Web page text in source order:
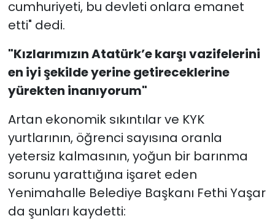
cumhuriyeti, bu devleti onlara emanet
etti" dedi.
"Kızlarımızın Atatürk’e karşı vazifelerini
en iyi şekilde yerine getireceklerine
yürekten inanıyorum"
Artan ekonomik sıkıntılar ve KYK
yurtlarının, öğrenci sayısına oranla
yetersiz kalmasının, yoğun bir barınma
sorunu yarattığına işaret eden
Yenimahalle Belediye Başkanı Fethi Yaşar
da şunları kaydetti: